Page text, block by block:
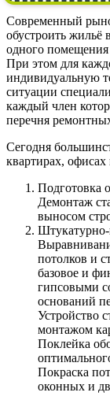
Современный
обустроить жильё
одного помещения
При этом для
индивидуальную
ситуации
каждый член
перечня
Сегодня
квартирах,
Подготовка
Демонтаж
выносом
потолков и
базовое и
гипсовыми
оснований
Устройство
монтажом
Поклейка
Покраска
оконных и